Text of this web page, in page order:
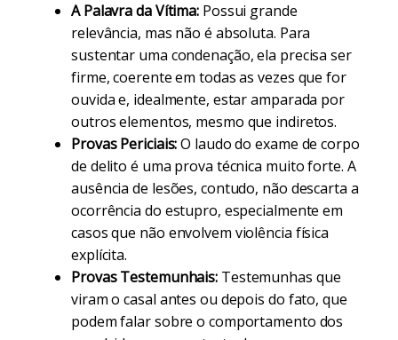
A Palavra da Vítima: Possui grande
relevância, mas não é absoluta. Para
sustentar uma condenação, ela precisa ser
firme, coerente em todas as vezes que for
ouvida e, idealmente, estar amparada por
outros elementos, mesmo que indiretos.
Provas Periciais:O laudo do exame de corpo
de delito é uma prova técnica muito forte. A
ausência de lesões, contudo, não descarta a
ocorrência do estupro, especialmente em
casos que não envolvem violência física
explícita.
Provas Testemunhais: Testemunhas que
viram o casal antes ou depois do fato, que
podem falar sobre o comportamento dos